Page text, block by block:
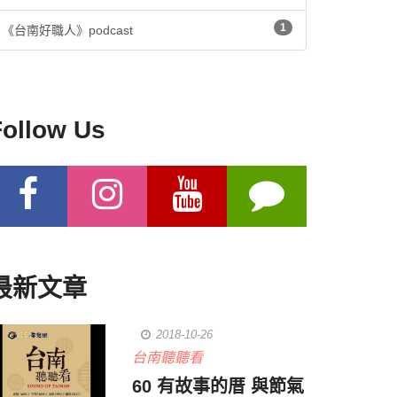
《台南好職人》podcast 1
Us
新文章
2018-10-26
台南聽聽看
60 有故事的厝 與節氣